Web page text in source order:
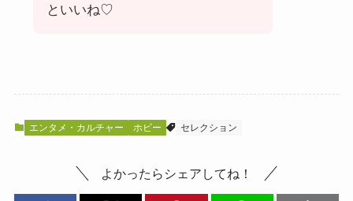
といいね♡
エンタメ・カルチャー ホビー セレクション
よかったらシェアしてね！